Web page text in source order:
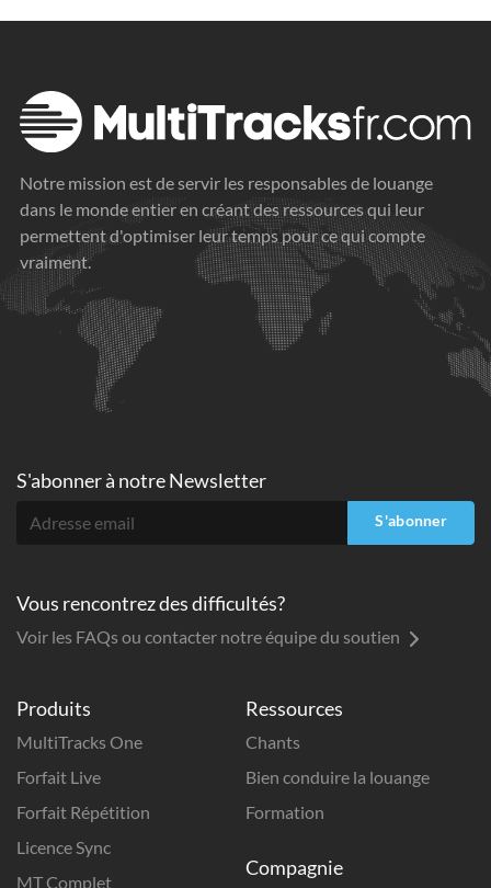
Notre mission est de servir les responsables de louange
dans le monde entier en créant des ressources qui leur
permettent d'optimiser leur temps pour ce qui compte
vraiment.
Produits
MultiTracks One
Forfait Live
Forfait Répétition
Licence Sync
MT Complet
Ressources
Chants
Bien conduire la louange
Formation
Compagnie
S'abonner à notre Newsletter
S'abonner
Vous rencontrez des difficultés?
Voir les FAQs ou contacter notre équipe du soutien